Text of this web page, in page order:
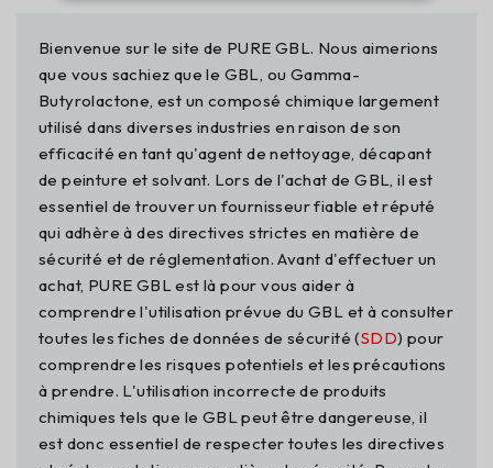
Bienvenue sur le site de PURE GBL. Nous aimerions
que vous sachiez que le GBL, ou Gamma-
Butyrolactone, est un composé chimique largement
utilisé dans diverses industries en raison de son
efficacité en tant qu'agent de nettoyage, décapant
de peinture et solvant. Lors de l'achat de GBL, il est
essentiel de trouver un fournisseur fiable et réputé
qui adhère à des directives strictes en matière de
sécurité et de réglementation. Avant d'effectuer un
achat, PURE GBL est là pour vous aider à
comprendre l'utilisation prévue du GBL et à consulter
toutes les fiches de données de sécurité (SDD) pour
comprendre les risques potentiels et les précautions
à prendre. L'utilisation incorrecte de produits
chimiques tels que le GBL peut être dangereuse, il
est donc essentiel de respecter toutes les directives